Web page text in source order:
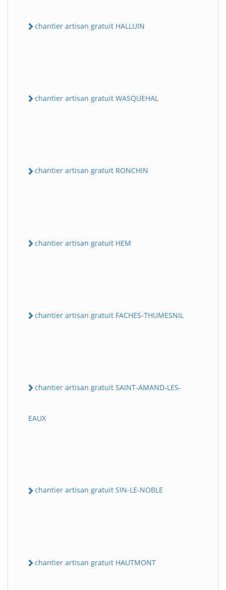
chantier artisan gratuit HALLUIN
chantier artisan gratuit WASQUEHAL
chantier artisan gratuit RONCHIN
chantier artisan gratuit HEM
chantier artisan gratuit FACHES-THUMESNIL
chantier artisan gratuit SAINT-AMAND-LES-
EAUX
chantier artisan gratuit SIN-LE-NOBLE
chantier artisan gratuit HAUTMONT